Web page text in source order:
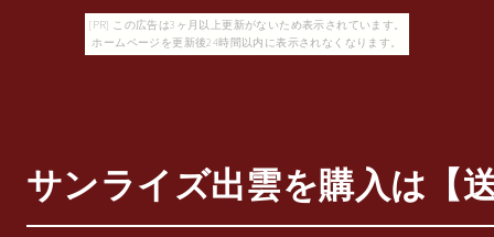
[PR] この広告は3ヶ月以上更新がないため表示されています。
ホームページを更新後24時間以内に表示されなくなります。
サンライズ出雲を購入は【